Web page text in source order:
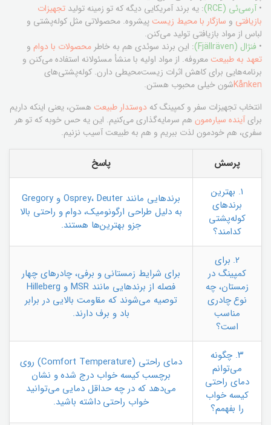
•آر‌سی‌ئی (RCE) : یه برند آمریکایی دیگه که تو زمینه تولید تجهیزات
بازیافتی و سازگار با محیط زیستپیشروه. محصولاتی مثل کوله‌پشتی و
لباس از مواد بازیافتی تولید می‌کنن.
• فنژال (Fjällräven) : این برند سوئدی هم به خاطر محصولات با دوام و
تعهد به طبیعتمعروفه. از مواد اولیه با منشأ مسئولانه استفاده می‌کنن و
برنامه‌هایی برای کاهش اثرات زیست‌محیطی دارن. کوله‌پشتی‌های
Kånkenشون خیلی محبوب هستن.
انتخاب تجهیزات سفر و کمپینگ که دوستدار طبیعت هستن، یعنی اینکه داریم
برایآینده سیاره‌مون هم سرمایه‌گذاری می‌کنیم. این یه حس خوبه که تو هر
سفری، هم خودمون لذت ببریم و هم به طبیعت آسیب نزنیم.
پرسش
پاسخ
۱. بهترین
برندهای
کوله‌پشتی
کدامند؟
برندهایی مانند Osprey، Deuter و Gregory
به دلیل طراحی ارگونومیک، دوام و راحتی بالا
جزو بهترین‌ها هستند.
۲. برای
کمپینگ در
زمستان، چه
نوع چادری
مناسب
است؟
برای شرایط زمستانی و برفی، چادرهای چهار
فصله از برندهایی مانند MSR و Hilleberg
توصیه می‌شوند که مقاومت بالایی در برابر
باد و برف دارند.
۳. چگونه
می‌توانم
دمای راحتی
کیسه خواب
را بفهمم؟
دمای راحتی (Comfort Temperature) روی
برچسب کیسه خواب درج شده و نشان
می‌دهد که در چه حداقل دمایی می‌توانید
خواب راحتی داشته باشید.